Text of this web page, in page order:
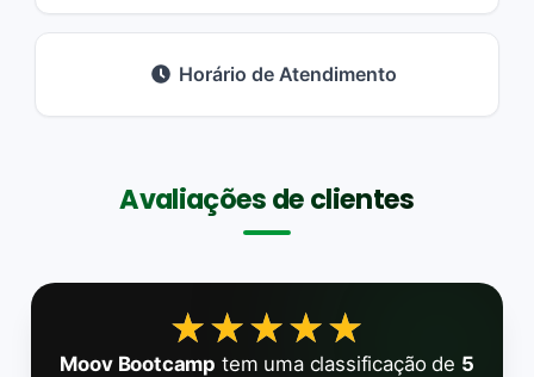
Horário de Atendimento
Avaliações de clientes
★★★★★
★★★★★
Moov Bootcamp tem uma classificação de 5